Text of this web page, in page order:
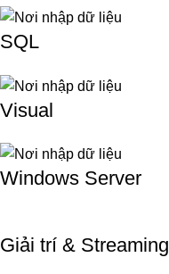
SQL
Visual
Windows Server
Giải trí & Streaming